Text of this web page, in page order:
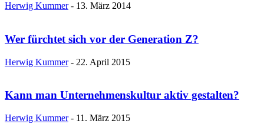
Herwig Kummer - 13. März 2014
Wer fürchtet sich vor der Generation Z?
Herwig Kummer - 22. April 2015
Kann man Unternehmenskultur aktiv gestalten?
Herwig Kummer - 11. März 2015